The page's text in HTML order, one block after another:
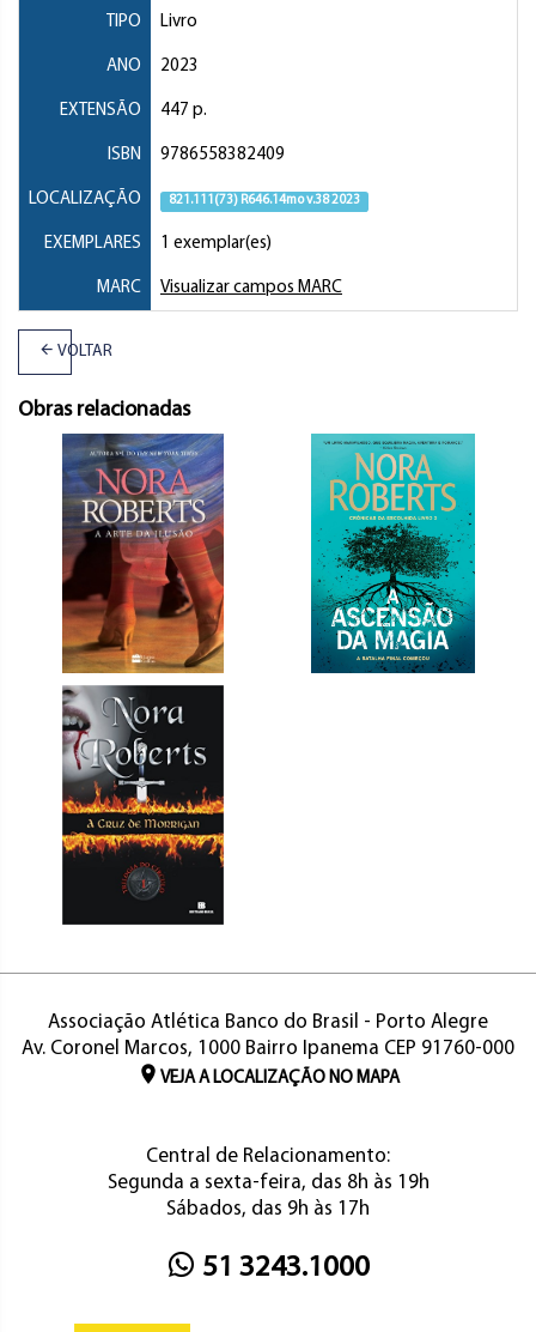
TIPO Livro
ANO 2023
EXTENSÃO 447 p.
ISBN 9786558382409
LOCALIZAÇÃO 821.111(73) R646.14mo v.38 2023
EXEMPLARES 1 exemplar(es)
MARC Visualizar campos MARC
VOLTAR
Obras relacionadas
Associação Atlética Banco do Brasil - Porto Alegre
Av. Coronel Marcos, 1000 Bairro Ipanema CEP 91760-000
VEJA A LOCALIZAÇÃO NO MAPA
Central de Relacionamento:
Segunda a sexta-feira, das 8h às 19h
Sábados, das 9h às 17h
51 3243.1000